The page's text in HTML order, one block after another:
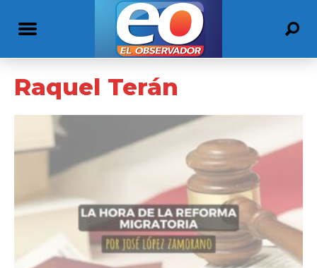
Raquel Terán